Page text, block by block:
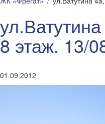
8 этаж. 13/
01.09.2012